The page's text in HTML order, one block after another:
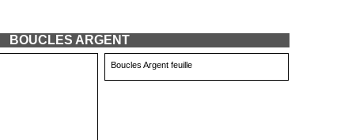
BOUCLES ARGENT
Boucles Argent feuille